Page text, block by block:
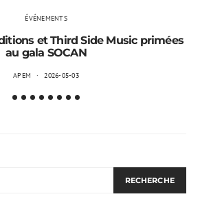
ÉVÉNEMENTS
et Third Side Music primées
au gala SOCAN
APEM 2026-05-03
RECHERCHE